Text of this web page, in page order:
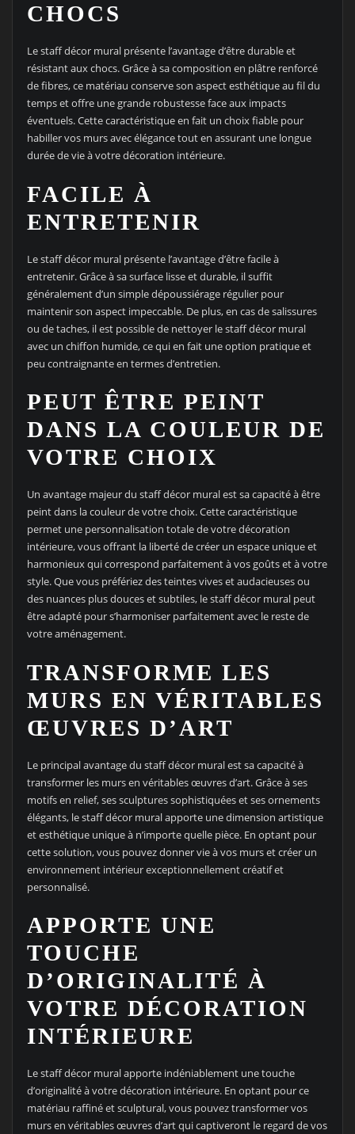
CHOCS
Le staff décor mural présente l’avantage d’être durable et
résistant aux chocs. Grâce à sa composition en plâtre renforcé
de fibres, ce matériau conserve son aspect esthétique au fil du
temps et offre une grande robustesse face aux impacts
éventuels. Cette caractéristique en fait un choix fiable pour
habiller vos murs avec élégance tout en assurant une longue
durée de vie à votre décoration intérieure.
FACILE À
ENTRETENIR
Le staff décor mural présente l’avantage d’être facile à
entretenir. Grâce à sa surface lisse et durable, il suffit
généralement d’un simple dépoussiérage régulier pour
maintenir son aspect impeccable. De plus, en cas de salissures
ou de taches, il est possible de nettoyer le staff décor mural
avec un chiffon humide, ce qui en fait une option pratique et
peu contraignante en termes d’entretien.
PEUT ÊTRE PEINT
DANS LA COULEUR DE
VOTRE CHOIX
Un avantage majeur du staff décor mural est sa capacité à être
peint dans la couleur de votre choix. Cette caractéristique
permet une personnalisation totale de votre décoration
intérieure, vous offrant la liberté de créer un espace unique et
harmonieux qui correspond parfaitement à vos goûts et à votre
style. Que vous préfériez des teintes vives et audacieuses ou
des nuances plus douces et subtiles, le staff décor mural peut
être adapté pour s’harmoniser parfaitement avec le reste de
votre aménagement.
TRANSFORME LES
MURS EN VÉRITABLES
ŒUVRES D’ART
Le principal avantage du staff décor mural est sa capacité à
transformer les murs en véritables œuvres d’art. Grâce à ses
motifs en relief, ses sculptures sophistiquées et ses ornements
élégants, le staff décor mural apporte une dimension artistique
et esthétique unique à n’importe quelle pièce. En optant pour
cette solution, vous pouvez donner vie à vos murs et créer un
environnement intérieur exceptionnellement créatif et
personnalisé.
APPORTE UNE
TOUCHE
D’ORIGINALITÉ À
VOTRE DÉCORATION
INTÉRIEURE
Le staff décor mural apporte indéniablement une touche
d’originalité à votre décoration intérieure. En optant pour ce
matériau raffiné et sculptural, vous pouvez transformer vos
murs en véritables œuvres d’art qui captiveront le regard de vos